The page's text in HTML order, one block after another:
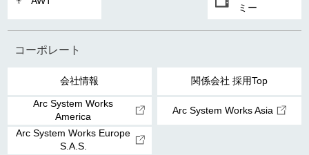
ミー
コーポレート
会社情報 関係会社 採用Top
Arc System Works
America
Arc System Works Asia
Arc System Works Europe
S.A.S.